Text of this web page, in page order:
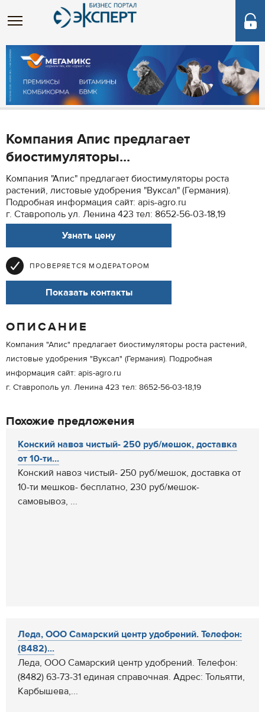
Компания Апис предлагает
биостимуляторы...
Компания "Апис" предлагает биостимуляторы роста
растений, листовые удобрения "Вуксал" (Германия).
Подробная информация сайт: apis-agro.ru
г. Ставрополь ул. Ленина 423 тел: 8652-56-03-18,19
Узнать цену
ПРОВЕРЯЕТСЯ МОДЕРАТОРОМ
Показать контакты
ОПИСАНИЕ
Компания "Апис" предлагает биостимуляторы роста растений,
листовые удобрения "Вуксал" (Германия). Подробная
информация сайт: apis-agro.ru
г. Ставрополь ул. Ленина 423 тел: 8652-56-03-18,19
Похожие предложения
Конский навоз чистый- 250 руб/мешок, доставка
от 10-ти...
Конский навоз чистый- 250 руб/мешок, доставка от
10-ти мешков- бесплатно, 230 руб/мешок-
самовывоз, ...
Леда, ООО Самарский центр удобрений. Телефон:
(8482)...
Леда, ООО Самарский центр удобрений. Телефон:
(8482) 63-73-31 единая справочная. Адрес: Тольятти,
Карбышева,...